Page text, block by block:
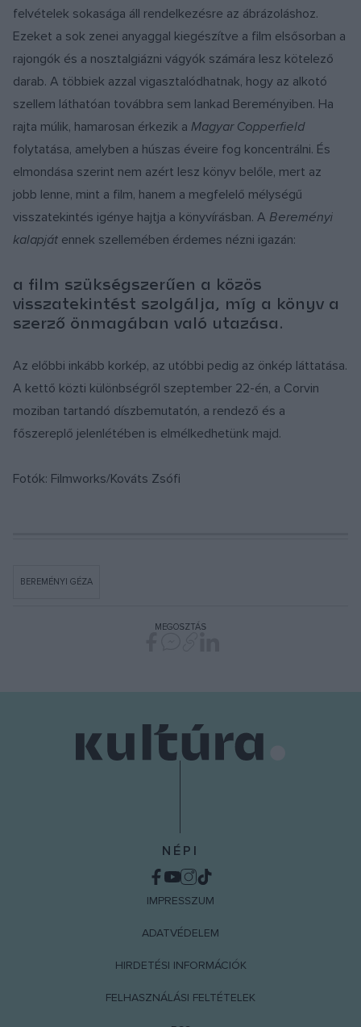
felvételek sokasága áll rendelkezésre az ábrázoláshoz.
Ezeket a sok zenei anyaggal kiegészítve a film elsősorban a
rajongók és a nosztalgiázni vágyók számára lesz kötelező
darab. A többiek azzal vigasztalódhatnak, hogy az alkotó
szellem láthatóan továbbra sem lankad Bereményiben. Ha
rajta múlik, hamarosan érkezik a Magyar Copperfield
folytatása, amelyben a húszas éveire fog koncentrálni. És
elmondása szerint nem azért lesz könyv belőle, mert az
jobb lenne, mint a film, hanem a megfelelő mélységű
visszatekintés igénye hajtja a könyvírásban. A Bereményi
kalapját ennek szellemében érdemes nézni igazán:
a film szükségszerűen a közös
visszatekintést szolgálja, míg a könyv a
szerző önmagában való utazása.
Az előbbi inkább korkép, az utóbbi pedig az önkép láttatása.
A kettő közti különbségről szeptember 22-én, a Corvin
moziban tartandó díszbemutatón, a rendező és a
főszereplő jelenlétében is elmélkedhetünk majd.
Fotók: Filmworks/Kováts Zsófi
BEREMÉNYI GÉZA
MEGOSZTÁS
NÉPI
IMPRESSZUM
ADATVÉDELEM
HIRDETÉSI INFORMÁCIÓK
FELHASZNÁLÁSI FELTÉTELEK